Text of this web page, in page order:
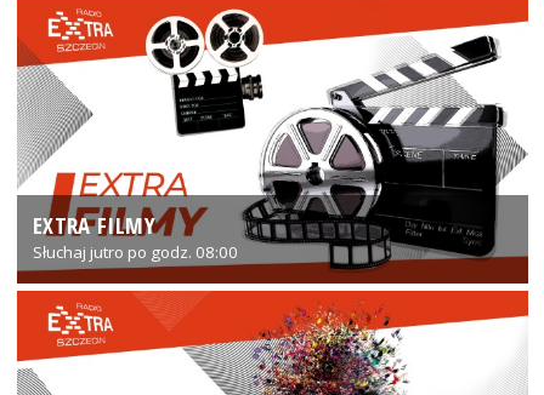
EXTRA FILMY
Słuchaj jutro po godz. 08:00